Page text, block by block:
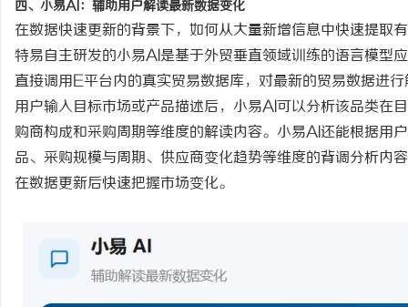
四、小易AI：辅助用户解读最新数据变化
在数据快速更新的背景下，如何从大量新增信息中快速提取
特易自主研发的小易AI是基于外贸垂直领域训练的语言模型
直接调用E平台内的真实贸易数据库，对最新的贸易数据进
用户输入目标市场或产品描述后，小易AI可以分析该品类在
购商构成和采购周期等维度的解读内容。小易AI还能根据用
品、采购规模与周期、供应商变化趋势等维度的背调分析内
在数据更新后快速把握市场变化。